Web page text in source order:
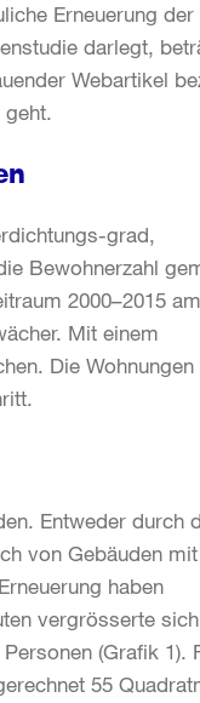
Erneuerung der
darlegt,
Webartikel
geht.
grad,
Bewohnerzahl
2000–2015 am
Mit einem
Die
Entweder durch
von Gebäuden mit
haben
vergrösserte
(Grafik 1).
55